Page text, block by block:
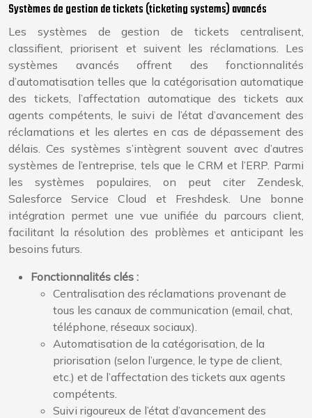
Systèmes de gestion de tickets (ticketing systems) avancés
Les systèmes de gestion de tickets centralisent,
classifient, priorisent et suivent les réclamations. Les
systèmes avancés offrent des fonctionnalités
d’automatisation telles que la catégorisation automatique
des tickets, l’affectation automatique des tickets aux
agents compétents, le suivi de l’état d’avancement des
réclamations et les alertes en cas de dépassement des
délais. Ces systèmes s’intègrent souvent avec d’autres
systèmes de l’entreprise, tels que le CRM et l’ERP. Parmi
les systèmes populaires, on peut citer Zendesk,
Salesforce Service Cloud et Freshdesk. Une bonne
intégration permet une vue unifiée du parcours client,
facilitant la résolution des problèmes et anticipant les
besoins futurs.
Fonctionnalités clés :
Centralisation des réclamations provenant de
tous les canaux de communication (email, chat,
téléphone, réseaux sociaux).
Automatisation de la catégorisation, de la
priorisation (selon l’urgence, le type de client,
etc.) et de l’affectation des tickets aux agents
compétents.
Suivi rigoureux de l’état d’avancement des